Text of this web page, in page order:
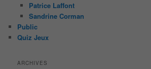
Patrice Laffont
Sandrine Corman
Public
Quiz Jeux
ARCHIVES